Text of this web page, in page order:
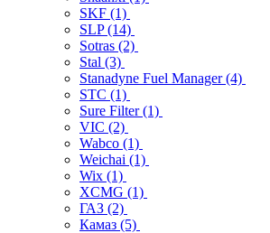
SKF (1)
SLP(14)
Sotras (2)
Stal (3)
Stanadyne Fuel Manager(4)
STC (1)
Sure Filter(1)
VIC (2)
Wabco (1)
Weichai (1)
Wix (1)
XCMG (1)
ГАЗ (2)
Камаз (5)